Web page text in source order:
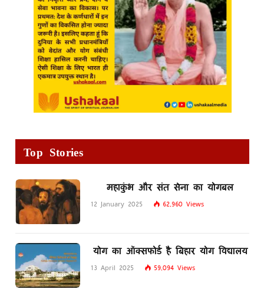
Top Stories
महाकुंभ और संत सेना का योगबल
12 January 2025 62,960 Views
योग का ऑक्सफोर्ड है बिहार योग विद्यालय
13 April 2025 59,094 Views